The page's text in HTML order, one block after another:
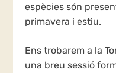
espècies són
primavera i estiu.
Ens trobarem a la
una breu sessió